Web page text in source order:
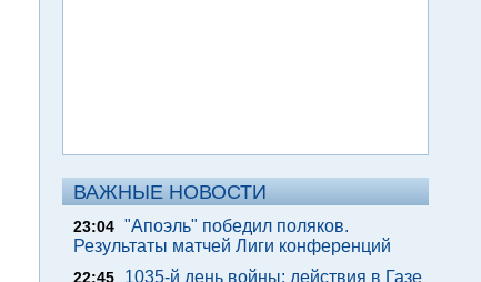
ВАЖНЫЕ НОВОСТИ
23:04 "Апоэль" победил поляков.
Результаты матчей Лиги конференций
22:45
1035-й день войны: действия в Газе